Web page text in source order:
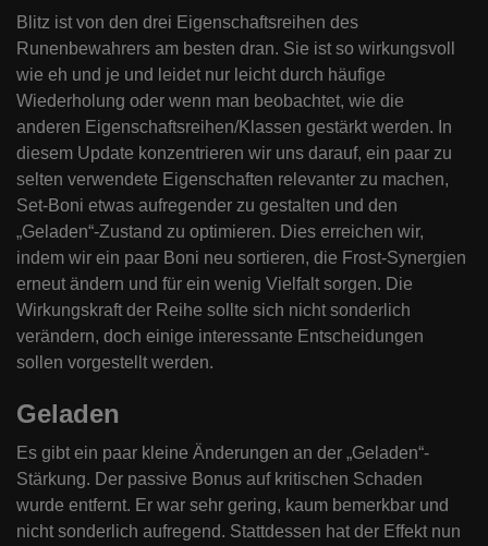
Blitz ist von den drei Eigenschaftsreihen des
Runenbewahrers am besten dran. Sie ist so wirkungsvoll
wie eh und je und leidet nur leicht durch häufige
Wiederholung oder wenn man beobachtet, wie die
anderen Eigenschaftsreihen/Klassen gestärkt werden. In
diesem Update konzentrieren wir uns darauf, ein paar zu
selten verwendete Eigenschaften relevanter zu machen,
Set-Boni etwas aufregender zu gestalten und den
„Geladen“-Zustand zu optimieren. Dies erreichen wir,
indem wir ein paar Boni neu sortieren, die Frost-Synergien
erneut ändern und für ein wenig Vielfalt sorgen. Die
Wirkungskraft der Reihe sollte sich nicht sonderlich
verändern, doch einige interessante Entscheidungen
sollen vorgestellt werden.
Geladen
Es gibt ein paar kleine Änderungen an der „Geladen“-
Stärkung. Der passive Bonus auf kritischen Schaden
wurde entfernt. Er war sehr gering, kaum bemerkbar und
nicht sonderlich aufregend. Stattdessen hat der Effekt nun